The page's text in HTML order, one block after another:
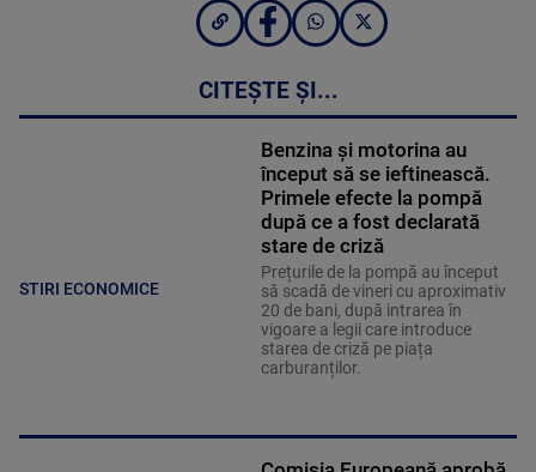
CITEȘTE ȘI...
STIRI ECONOMICE
Benzina și motorina au
început să se ieftinească.
Primele efecte la pompă
după ce a fost declarată
stare de criză
Prețurile de la pompă au început
să scadă de vineri cu aproximativ
20 de bani, după intrarea în
vigoare a legii care introduce
starea de criză pe piața
carburanților.